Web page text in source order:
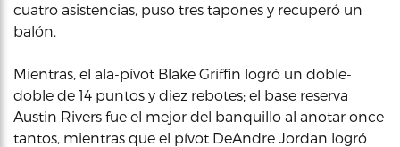
cuatro asistencias, puso tres tapones y recuperó un
balón.
Mientras, el ala-pívot Blake Griffin logró un doble-
doble de 14 puntos y diez rebotes; el base reserva
Austin Rivers fue el mejor del banquillo al anotar once
tantos, mientras que el pívot DeAndre Jordan logró